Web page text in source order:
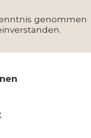
genommen